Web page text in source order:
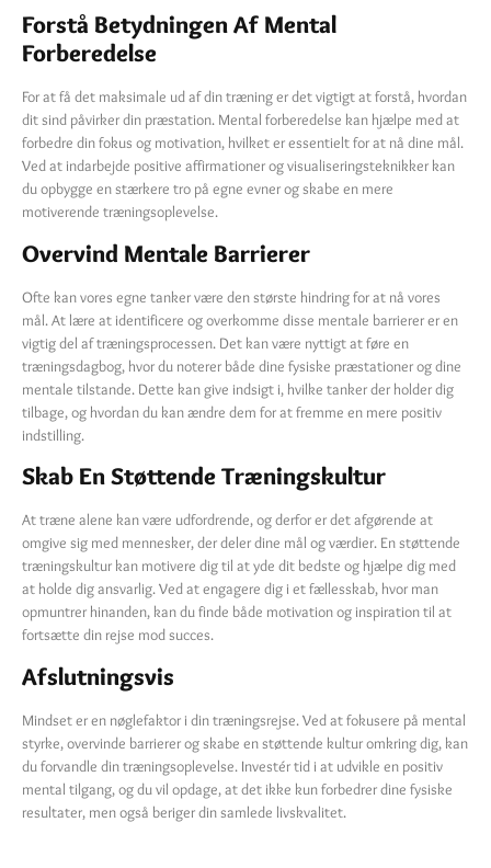
Forstå Betydningen Af Mental
Forberedelse
For at få det maksimale ud af din træning er det vigtigt at forstå, hvordan
dit sind påvirker din præstation. Mental forberedelse kan hjælpe med at
forbedre din fokus og motivation, hvilket er essentielt for at nå dine mål.
Ved at indarbejde positive affirmationer og visualiseringsteknikker kan
du opbygge en stærkere tro på egne evner og skabe en mere
motiverende træningsoplevelse.
Overvind Mentale Barrierer
Ofte kan vores egne tanker være den største hindring for at nå vores
mål. At lære at identificere og overkomme disse mentale barrierer er en
vigtig del af træningsprocessen. Det kan være nyttigt at føre en
træningsdagbog, hvor du noterer både dine fysiske præstationer og dine
mentale tilstande. Dette kan give indsigt i, hvilke tanker der holder dig
tilbage, og hvordan du kan ændre dem for at fremme en mere positiv
indstilling.
Skab En Støttende Træningskultur
At træne alene kan være udfordrende, og derfor er det afgørende at
omgive sig med mennesker, der deler dine mål og værdier. En støttende
træningskultur kan motivere dig til at yde dit bedste og hjælpe dig med
at holde dig ansvarlig. Ved at engagere dig i et fællesskab, hvor man
opmuntrer hinanden, kan du finde både motivation og inspiration til at
fortsætte din rejse mod succes.
Afslutningsvis
Mindset er en nøglefaktor i din træningsrejse. Ved at fokusere på mental
styrke, overvinde barrierer og skabe en støttende kultur omkring dig, kan
du forvandle din træningsoplevelse. Investér tid i at udvikle en positiv
mental tilgang, og du vil opdage, at det ikke kun forbedrer dine fysiske
resultater, men også beriger din samlede livskvalitet.